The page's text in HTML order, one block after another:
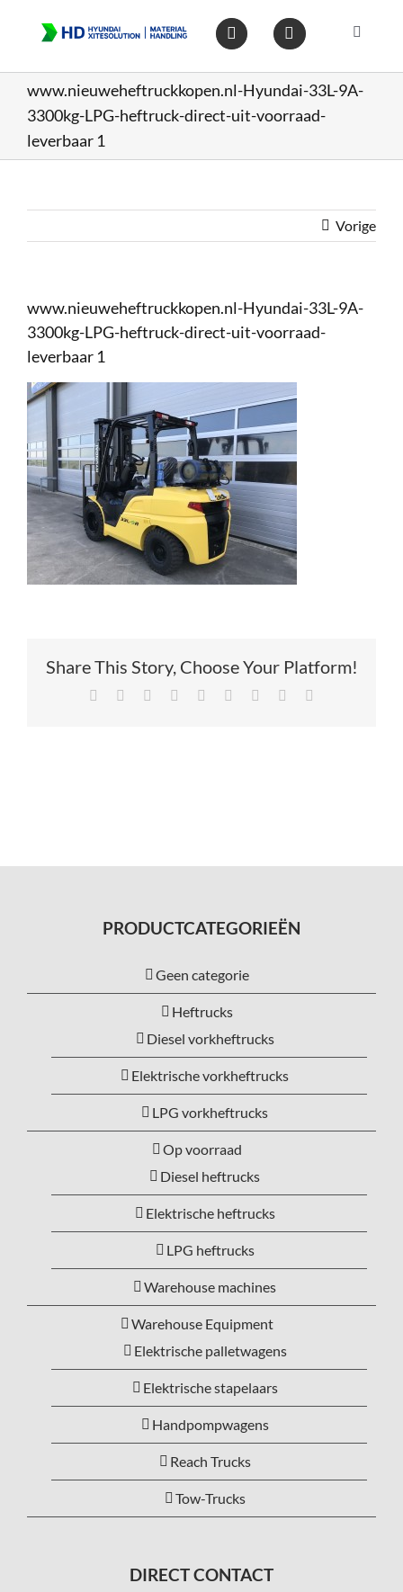
inhoud
Toggle
www.nieuweheftruckkopen.nl-Hyundai-33L-9A-
3300kg-LPG-heftruck-direct-uit-voorraad-
leverbaar 1
Vorige
www.nieuweheftruckkopen.nl-Hyundai-33L-9A-
3300kg-LPG-heftruck-direct-uit-voorraad-
leverbaar 1
Share This Story, Choose Your Platform!
Facebook Reddit LinkedIn
TumblrPinterest Xing
PRODUCTCATEGORIEËN
Geen categorie
Heftrucks
Diesel vorkheftrucks
Elektrische vorkheftrucks
LPG vorkheftrucks
Op voorraad
Diesel heftrucks
Elektrische heftrucks
LPG heftrucks
Warehouse machines
Warehouse Equipment
Elektrische palletwagens
Elektrische stapelaars
Handpompwagens
Reach Trucks
Tow-Trucks
DIRECT CONTACT